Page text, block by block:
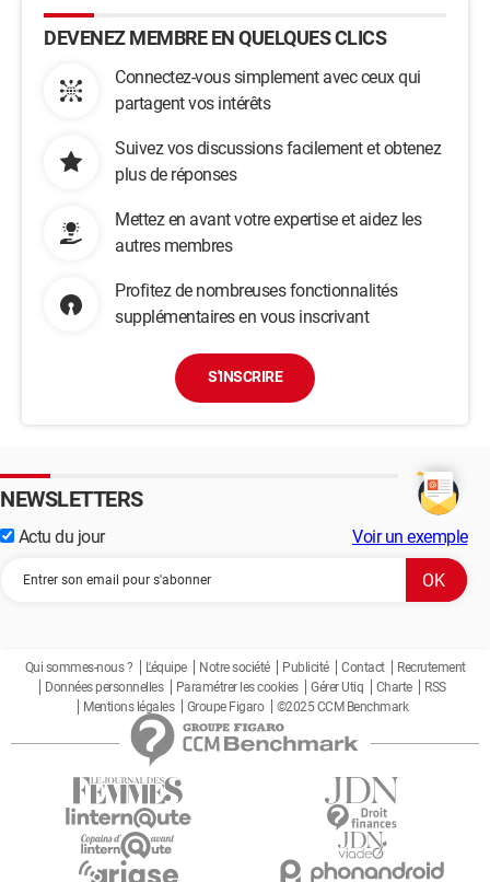
DEVENEZ MEMBRE EN QUELQUES CLICS
Connectez-vous simplement avec ceux qui
partagent vos intérêts
Suivez vos discussions facilement et obtenez
plus de réponses
Mettez en avant votre expertise et aidez les
autres membres
Profitez de nombreuses fonctionnalités
supplémentaires en vous inscrivant
S'INSCRIRE
NEWSLETTERS
Actu du jour Voir un exemple
Qui sommes-nous ? L'équipe Notre société Publicité Contact
Recrutement
Données personnelles
Paramétrer les cookies Gérer Utiq Charte
RSS
Mentions légales
Groupe Figaro ©2025 CCM Benchmark